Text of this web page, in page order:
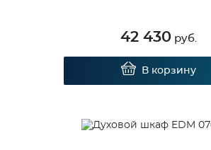
42 430 руб.
В корзину